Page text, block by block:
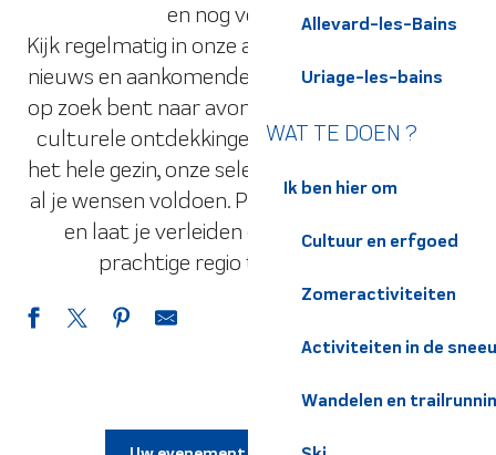
Allevard-les-Bains
Uriage-les-bains
WAT TE DOEN ?
Ik ben hier om
Cultuur en erfgoed
Zomeractiviteiten
Activiteiten in de
Wandelen en
en nog veel meer.
Kijk regelmatig in onze agenda voor het laatste
nieuws en aankomende evenementen. Of je nu
op zoek bent naar avontuur in de buitenlucht,
culturele ontdekkingen of ontspanning voor
het hele gezin, onze selectie activiteiten zal aan
al je wensen voldoen. Plan nu je volgende uitje
en laat je verleiden door alles wat onze
prachtige regio te bieden heeft!